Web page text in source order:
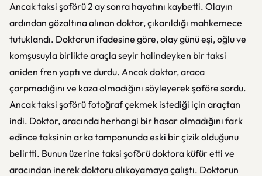
Ancak taksi şoförü 2 ay sonra hayatını kaybetti. Olayın
ardından gözaltına alınan doktor, çıkarıldığı mahkemece
tutuklandı. Doktorun ifadesine göre, olay günü eşi, oğlu ve
komşusuyla birlikte araçla seyir halindeyken bir taksi
aniden fren yaptı ve durdu. Ancak doktor, araca
çarpmadığını ve kaza olmadığını söyleyerek şoföre sordu.
Ancak taksi şoförü fotoğraf çekmek istediği için araçtan
indi. Doktor, aracında herhangi bir hasar olmadığını fark
edince taksinin arka tamponunda eski bir çizik olduğunu
belirtti. Bunun üzerine taksi şoförü doktora küfür etti ve
aracından inerek doktoru alıkoyamaya çalıştı. Doktorun